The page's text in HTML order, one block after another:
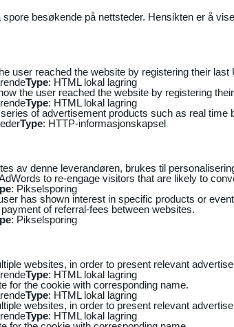
besøkende på nettsteder. Hensikten er å
user reached the website by registering their last
Type: HTML lokal lagring
the user reached the website by registering
Type: HTML lokal lagring
of advertisement products such as real time
Type: HTTP-informasjonskapsel
av denne leverandøren, brukes til
to re-engage visitors that are likely to
: Pikselsporing
has shown interest in specific products or
of referral-fees between websites.
: Pikselsporing
websites, in order to present relevant
Type: HTML lokal lagring
for the cookie with corresponding name.
Type: HTML lokal lagring
websites, in order to present relevant
Type: HTML lokal lagring